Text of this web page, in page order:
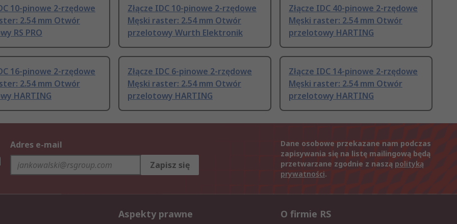
10-pinowe 2-rzędowe
2.54 mm Otwór
RS PRO
Złącze IDC 10-pinowe 2-rzędowe
Męski raster: 2.54 mm Otwór
przelotowy Wurth Elektronik
Złącze IDC 40-pinowe 2-rzędowe
Męski raster: 2.54 mm Otwór
przelotowy HARTING
16-pinowe 2-rzędowe
2.54 mm Otwór
HARTING
Złącze IDC 6-pinowe 2-rzędowe
Męski raster: 2.54 mm Otwór
przelotowy HARTING
Złącze IDC 14-pinowe 2-rzędowe
Męski raster: 2.54 mm Otwór
przelotowy HARTING
Adres e-mail
Zapisz się
Dane osobowe przekazane nam podczas
zapisywania się na listę mailingową będą
przetwarzane zgodnie z naszą polityką
prywatności.
Aspekty prawne O firmie RS